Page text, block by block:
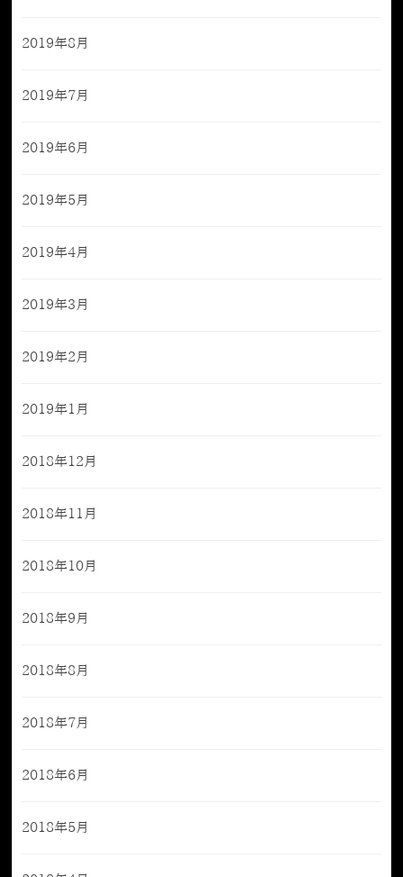
2019年8月
2019年7月
2019年6月
2019年5月
2019年4月
2019年3月
2019年2月
2019年1月
2018年12月
2018年11月
2018年10月
2018年9月
2018年8月
2018年7月
2018年6月
2018年5月